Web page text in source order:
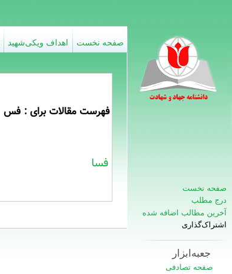
فهرست مقالات برای : فس
فسا
اهداف ویکی‌شهید صفحه نخست
صفحه نخست
درج مطلب
آخرین مطالب اضافه شده
اشتراک‌گذاری
جعبه‌ابزار
صفحه تصادفی